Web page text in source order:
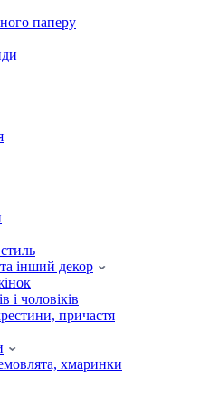
паперу
інший декор
і чоловіків
причастя
хмаринки